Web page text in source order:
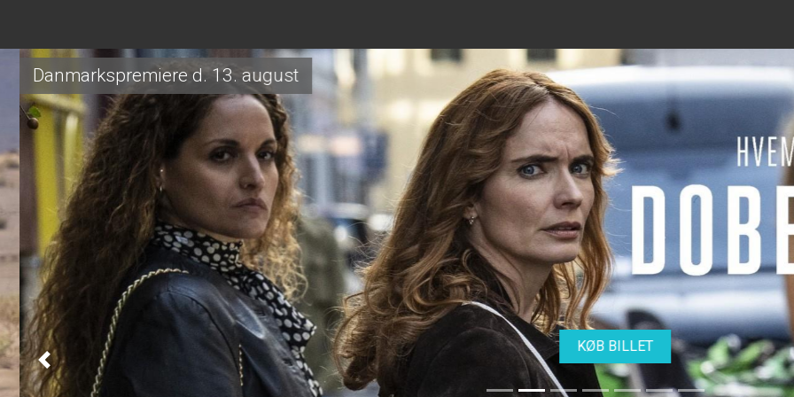
Danmarkspremiere d. 13. august
KØB BILLET
Previous